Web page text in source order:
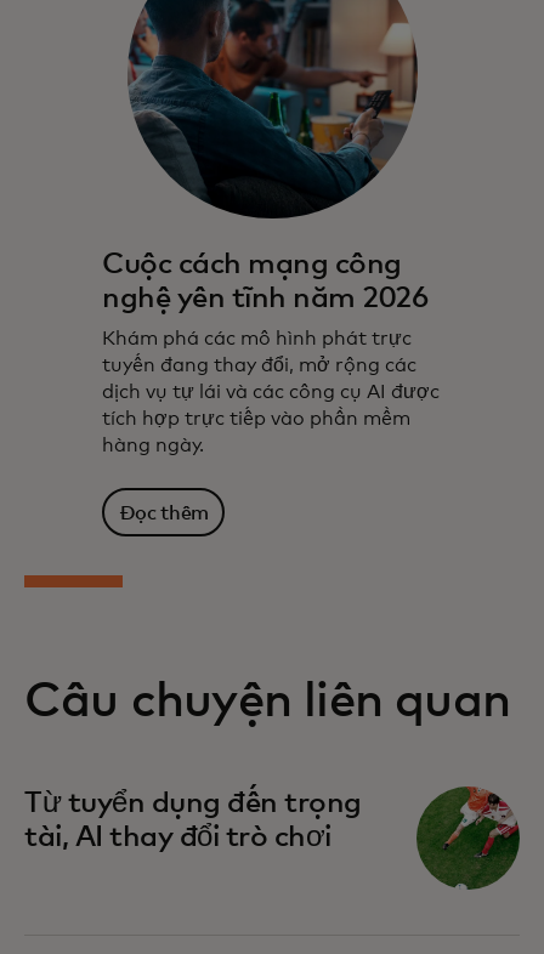
Cuộc cách mạng công
nghệ yên tĩnh năm 2026
Khám phá các mô hình phát trực
tuyến đang thay đổi, mở rộng các
dịch vụ tự lái và các công cụ AI được
tích hợp trực tiếp vào phần mềm
hàng ngày.
Đọc thêm
Câu chuyện liên quan
Từ tuyển dụng đến trọng
tài, AI thay đổi trò chơi